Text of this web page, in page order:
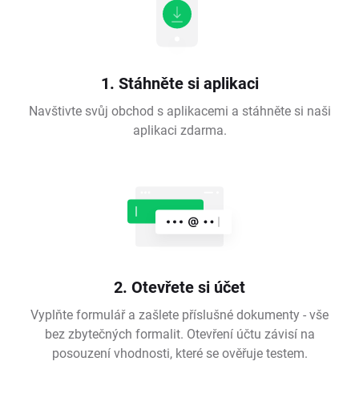
1. Stáhněte si aplikaci
Navštivte svůj obchod s aplikacemi a stáhněte si naši
aplikaci zdarma.
2. Otevřete si účet
Vyplňte formulář a zašlete příslušné dokumenty - vše
bez zbytečných formalit. Otevření účtu závisí na
posouzení vhodnosti, které se ověřuje testem.